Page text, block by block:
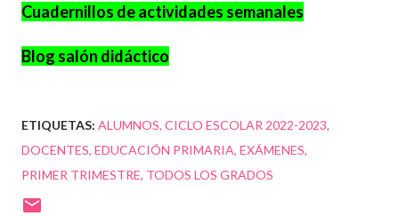
Cuadernillos de actividades semanales
Blog salón didáctico
ETIQUETAS: ALUMNOS CICLO ESCOLAR 2022-2023
DOCENTES EDUCACIÓN PRIMARIA EXÁMENES
PRIMER TRIMESTRE TODOS LOS GRADOS